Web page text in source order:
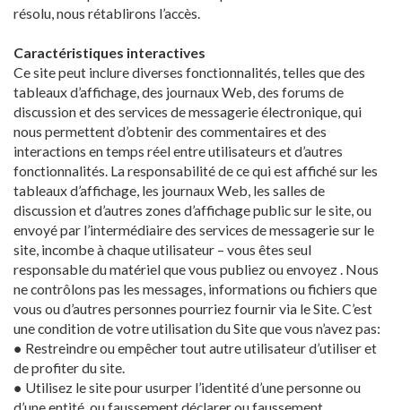
résolu, nous rétablirons l’accès.
Caractéristiques interactives
Ce site peut inclure diverses fonctionnalités, telles que des
tableaux d’affichage, des journaux Web, des forums de
discussion et des services de messagerie électronique, qui
nous permettent d’obtenir des commentaires et des
interactions en temps réel entre utilisateurs et d’autres
fonctionnalités. La responsabilité de ce qui est affiché sur les
tableaux d’affichage, les journaux Web, les salles de
discussion et d’autres zones d’affichage public sur le site, ou
envoyé par l’intermédiaire des services de messagerie sur le
site, incombe à chaque utilisateur – vous êtes seul
responsable du matériel que vous publiez ou envoyez . Nous
ne contrôlons pas les messages, informations ou fichiers que
vous ou d’autres personnes pourriez fournir via le Site. C’est
une condition de votre utilisation du Site que vous n’avez pas:
● Restreindre ou empêcher tout autre utilisateur d’utiliser et
de profiter du site.
● Utilisez le site pour usurper l’identité d’une personne ou